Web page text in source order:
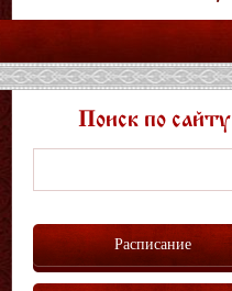
Поиск по сайту
Расписание